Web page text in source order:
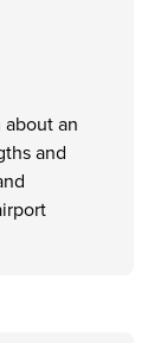
an
and